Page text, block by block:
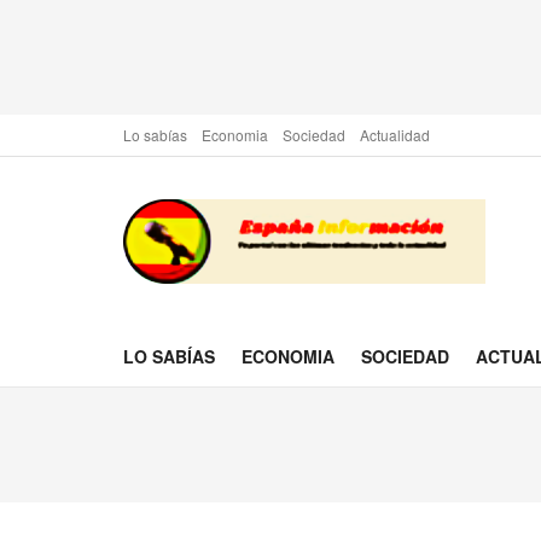
Lo sabías Economia Sociedad Actualidad
LO SABÍAS ECONOMIA SOCIEDAD